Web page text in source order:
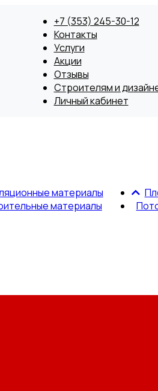
материалы
материалы
+7 (353) 245-30-12
Контакты
Услуги
Акции
Отзывы
Строителям и
Личный кабинет